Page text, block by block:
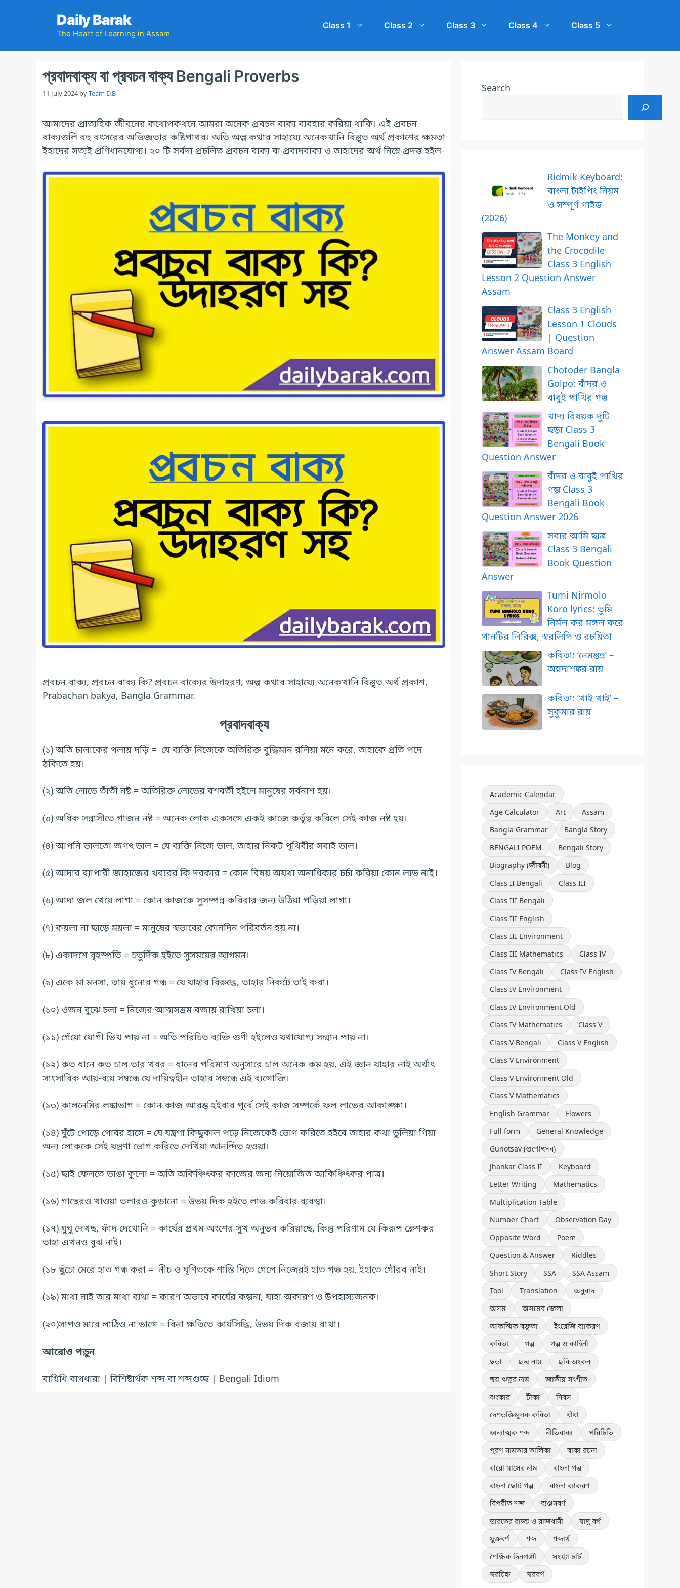
Daily Barak
The Heart of Learning in Assam
Class 1 Class 2 Class 3 Class 4 Class 5
প্রবাদবাক্য বা প্রবচন বাক্য Bengali Proverbs
11 July 2024 byTeam D.B
আমাদের প্রাত্যহিক জীবনের কথোপকথনে আমরা অনেক প্রবচন বাক্য ব্যবহার করিয়া থাকি। এই প্রবচন
বাক্যগুলি বহু বৎসরের অভিজ্ঞতার কষ্টিপাথর। অতি অল্প কথার সাহায্যে অনেকখানি বিস্তৃত অর্থ প্রকাশের ক্ষমতা
ইহাদের সত্যই প্রণিধানযোগ্য। ২০ টি সর্বদা প্রচলিত প্রবচন বাক্য বা প্রবাদবাক্য ও তাহাদের অর্থ নিম্নে প্রদত্ত হইল-
প্রবচন বাক্য, প্রবচন বাক্য কি? প্রবচন বাক্যের উদাহরণ, অল্প কথার সাহায্যে অনেকখানি বিস্তৃত অর্থ প্রকাশ,
Prabachan bakya, Bangla Grammar.
প্রবাদবাক্য
(১) অতি চালাকের গলায় দড়ি = যে ব্যক্তি নিজেকে অতিরিক্ত বুদ্ধিমান রলিয়া মনে করে, তাহাকে প্রতি পদে
ঠকিতে হয়।
(২) অতি লোভে তাঁতী নষ্ট = অতিরিক্ত লোভের বশবর্তী হইলে মানুষের সর্বনাশ হয়।
(৩) অধিক সন্নাসীতে গাজন নষ্ট = অনেক লোক একসঙ্গে একই কাজে কর্তৃত্ব করিলে সেই কাজ নষ্ট হয়।
(৪) আপনি ভালতো জগৎ ভাল = যে ব্যক্তি নিজে ভাল, তাহার নিকট পৃথিবীর সবাই ভাল।
(৫) আদার ব্যাপারী জাহাজের খবরের কি দরকার = কোন বিষয় অযথা অনাধিকার চর্চা করিয়া কোন লাভ নাই।
(৬) আদা জল খেয়ে লাগা = কোন কাজকে সুসম্পন্ন করিবার জন্য উঠিয়া পড়িয়া লাগা।
(৭) কয়লা না ছাড়ে ময়লা = মানুষের স্বভাবের কোনদিন পরিবর্তন হয় না।
(৮) একাদশে বৃহস্পতি = চতুর্দিক হইতে সুসময়ের আগমন।
(৯) একে মা মনসা, তায় ধুনোর গন্ধ = যে যাহার বিরুদ্ধে, তাহার নিকটে তাই করা।
(১০) ওজন বুঝে চলা = নিজের আত্মসম্ভ্রম বজায় রাখিয়া চলা।
(১১) গেঁয়ো যোগী ভিখ পায় না = অতি পরিচিত ব্যক্তি গুণী হইলেও যথাযোগ্য সন্মান পায় না।
(১২) কত ধানে কত চাল তার খবর = ধানের পরিমাণ অনুসারে চাল অনেক কম হয়, এই জ্ঞান যাহার নাই অর্থাৎ
সাংসারিক আয়-ব্যয় সম্বন্ধে যে দায়িত্বহীন তাহার সম্বন্ধে এই ব্যঙ্গোক্তি।
(১৩) কালনেমির লঙ্কাভাগ = কোন কাজ আরম্ভ হইবার পূর্বে সেই কাজ সম্পর্কে ফল লাভের আকাঙ্ক্ষা।
(১৪) ঘুঁটে পোড়ে গোবর হাসে = যে যন্ত্রণা কিছুকাল পড়ে নিজেকেই ভোগ করিতে হইবে তাহার কথা ভুলিয়া গিয়া
অন্য লোককে সেই যন্ত্রণা ভোগ করিতে দেখিয়া আনন্দিত হওয়া।
(১৫) ছাই ফেলতে ভাঙা কুলো = অতি অকিঞ্চিৎকর কাজের জন্য নিয়োজিত আকিঞ্চিৎকর পাত্র।
(১৬) গাছেরও খাওয়া তলারও কুড়ানো = উভয় দিক হইতে লাভ করিবার ব্যবস্থা৷
(১৭) ঘুঘু দেখছ, ফাঁদ দেখোনি = কার্যের প্রথম অংশের সুখ অনুভব করিয়াছে, কিন্তু পরিণাম যে কিরূপ ক্লেশকর
তাহা এখনও বুঝ নাই।
(১৮ ছুঁচো মেরে হাত গন্ধ করা = নীচ ও ঘৃণিতকে শাস্তি দিতে গেলে নিজেরই হাত গন্ধ হয়, ইহাতে গৌরব নাই।
(১৯) মাথা নাই তার মাথা ব্যথা = কারণ অভাবে কার্যের কল্পনা, যাহা অকারণ ও উপহাস্যজনক।
(২০)সাপও মারে লাঠিও না ভাঙ্গে = বিনা ক্ষতিতে কার্যসিদ্ধি, উভয় দিক বজায় রাখা।
আরোও পড়ুন
বাগ্বিধি বাগধারা | বিশিষ্টার্থক শব্দ বা শব্দগুচ্ছ | Bengali Idiom
Search
Ridmik Keyboard:
বাংলা টাইপিং নিয়ম
ও সম্পূর্ণ গাইড
(2026)
The Monkey and
the Crocodile
Class 3 English
Lesson 2 Question Answer
Assam
Class 3 English
Lesson 1 Clouds
| Question
Answer Assam Board
Chotoder Bangla
Golpo: বাঁদর ও
বাবুই পাখির গল্প
খাদ্য বিষয়ক দুটি
ছড়া Class 3
Bengali Book
Question Answer
বাঁদর ও বাবুই পাখির
গল্প Class 3
Bengali Book
Question Answer 2026
সবার আমি ছাত্র
Class 3 Bengali
Book Question
Answer
Tumi Nirmolo
Koro lyrics: তুমি
নির্মল কর মঙ্গল করে
গানটির লিরিক্স, স্বরলিপি ও রচয়িতা
কবিতা: ‘নেমন্তন্ন’ –
অন্নদাশঙ্কর রায়
কবিতা: ‘খাই খাই’ –
সুকুমার রায়
Academic Calendar
Age Calculator
Art
Assam
Bangla Grammar
Bangla Story
BENGALI POEM
Bengali Story
Biography (জীবনী)
Blog
Class II Bengali
Class III
Class III Bengali
Class III English
Class III Environment
Class III Mathematics
Class IV
Class IV Bengali
Class IV English
Class IV Environment
Class IV Environment Old
Class IV Mathematics
Class V
Class V Bengali
Class V English
Class V Environment
Class V Environment Old
Class V Mathematics
English Grammar
Flowers
Full form
General Knowledge
Gunotsav (গুণোৎসব)
Jhankar Class II
Keyboard
Letter Writing
Mathematics
Multiplication Table
Number Chart
Observation Day
Opposite Word
Poem
Question & Answer
Riddles
Short Story
SSA
SSA Assam
Tool
Translation
অনুবাদ
অসম
অসমের জেলা
আকস্মিক বক্তৃতা
ইংরেজি ব্যাকরণ
কবিতা
গল্প
গল্প ও কাহিনী
ছড়া
ছদ্ম নাম
ছবি অংকন
ছয় ঋতুর নাম
জাতীয় সংগীত
ঝংকার
টীকা
দিবস
দেশভক্তিমূলক কবিতা
ধাঁধা
ধ্বন্যাত্মক শব্দ
নীতিবাক্য
পরিচিতি
পূরণ নামতার তালিকা
বাক্য রচনা
বারো মাসের নাম
বাংলা গল্প
বাংলা ছোট গল্প
বাংলা ব্যাকরণ
বিপরীত শব্দ
ব্যঞ্জনবর্ণ
ভারতের রাজ্য ও রাজধানী
যাদু বর্গ
যুক্তবর্ণ
শব্দ
শব্দার্থ
শৈক্ষিক দিনপঞ্জী
সংখ্যা চার্ট
স্বরচিহ্ন
স্বরবর্ণ